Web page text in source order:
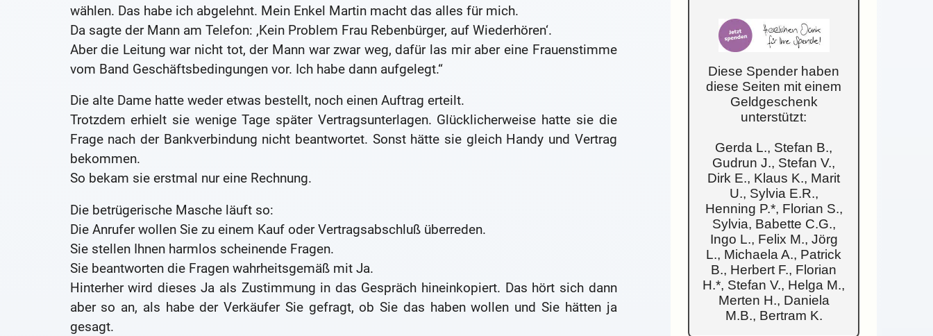
wählen. Das habe ich abgelehnt. Mein Enkel Martin macht das alles für mich.
Da sagte der Mann am Telefon: ‚Kein Problem Frau Rebenbürger, auf Wiederhören‘.
Aber die Leitung war nicht tot, der Mann war zwar weg, dafür las mir aber eine Frauenstimme
vom Band Geschäftsbedingungen vor. Ich habe dann aufgelegt.“
Die alte Dame hatte weder etwas bestellt, noch einen Auftrag erteilt.
Trotzdem erhielt sie wenige Tage später Vertragsunterlagen. Glücklicherweise hatte sie die
Frage nach der Bankverbindung nicht beantwortet. Sonst hätte sie gleich Handy und Vertrag
bekommen.
So bekam sie erstmal nur eine Rechnung.
Die betrügerische Masche läuft so:
Die Anrufer wollen Sie zu einem Kauf oder Vertragsabschluß überreden.
Sie stellen Ihnen harmlos scheinende Fragen.
Sie beantworten die Fragen wahrheitsgemäß mit Ja.
Hinterher wird dieses Ja als Zustimmung in das Gespräch hineinkopiert. Das hört sich dann
aber so an, als habe der Verkäufer Sie gefragt, ob Sie das haben wollen und Sie hätten ja
gesagt.
Diese Spender haben
diese Seiten mit einem
Geldgeschenk
unterstützt:
Gerda L., Stefan B.,
Gudrun J., Stefan V.,
Dirk E., Klaus K., Marit
U., Sylvia E.R.,
Henning P.*, Florian S.,
Sylvia, Babette C.G.,
Ingo L., Felix M., Jörg
L., Michaela A., Patrick
B., Herbert F., Florian
H.*, Stefan V., Helga M.,
Merten H., Daniela
M.B., Bertram K.